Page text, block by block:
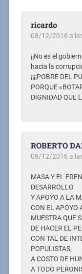
ricardo
08/12/2016 a
¡¡No es el
hacia la
¡¡¡¡POBRE DEL
PORQUE
DIGNIDAD QUE
ROBERTO
08/12/2016 a
MASA Y EL
DESARROLLO
Y APOYO A LA
CON EL APOYO
MUESTRA QUE
DE HACER EL
CON TAL DE
POPULISTAS,
A COSTO DE
A TODO